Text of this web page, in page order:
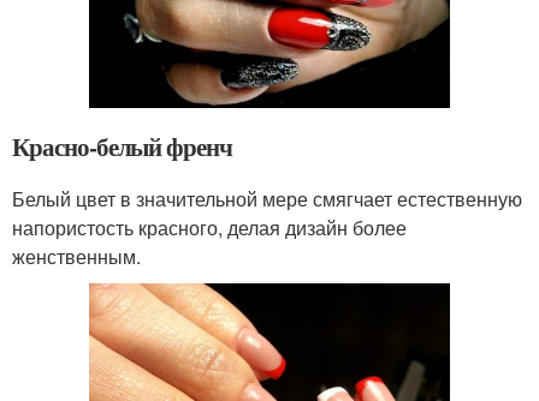
Красно-белый френч
Белый цвет в значительной мере смягчает естественную
напористость красного, делая дизайн более
женственным.